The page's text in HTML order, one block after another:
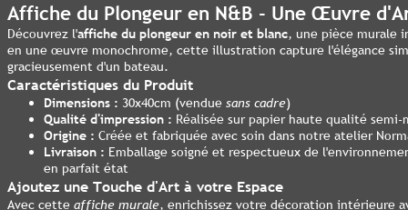
Affiche du Plongeur en N&B - Une Œuvre
Découvrez l'affiche du plongeur en noir et blanc, une pièce murale
en une œuvre monochrome, cette illustration capture l'élégance
gracieusement d'un bateau.
Caractéristiques du Produit
Dimensions : 30x40cm (vendue sans cadre)
Qualité d'impression : Réalisée sur papier haute qualité
Origine : Créée et fabriquée avec soin dans notre atelier
Livraison : Emballage soigné et respectueux de
en parfait état
Ajoutez une Touche d'Art à votre Espace
Avec cette affiche murale, enrichissez votre décoration intérieure